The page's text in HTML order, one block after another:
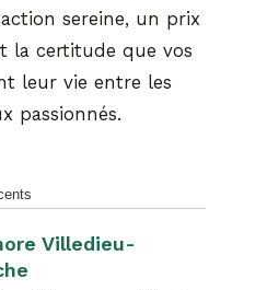
sereine, un prix
la certitude que vos
leur vie entre les
passionnés.
Villedieu-